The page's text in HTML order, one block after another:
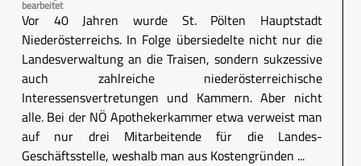
bearbeitet
Vor 40 Jahren wurde St. Pölten Hauptstadt
Niederösterreichs. In Folge übersiedelte nicht nur die
Landesverwaltung an die Traisen, sondern sukzessive
auch zahlreiche niederösterreichische
Interessensvertretungen und Kammern. Aber nicht
alle. Bei der NÖ Apothekerkammer etwa verweist man
auf nur drei Mitarbeitende für die Landes-
Geschäftsstelle, weshalb man aus Kostengründen ...